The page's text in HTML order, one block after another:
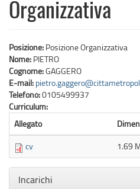
Organizzativa
Posizione: Posizione Organizzativa
Nome: PIETRO
Cognome:GAGGERO
E-mail:
Telefono:0105499937
Curriculum:
Allegato
cv
1.69
Nascondi
Incarichi